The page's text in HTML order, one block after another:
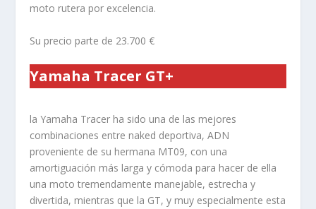
moto rutera por excelencia.
Su precio parte de 23.700 €
Yamaha Tracer GT+
la Yamaha Tracer ha sido una de las mejores
combinaciones entre naked deportiva, ADN
proveniente de su hermana MT09, con una
amortiguación más larga y cómoda para hacer de ella
una moto tremendamente manejable, estrecha y
divertida, mientras que la GT, y muy especialmente esta